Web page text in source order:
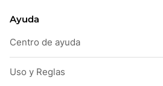
Ayuda
Centro de ayuda
Uso y Reglas